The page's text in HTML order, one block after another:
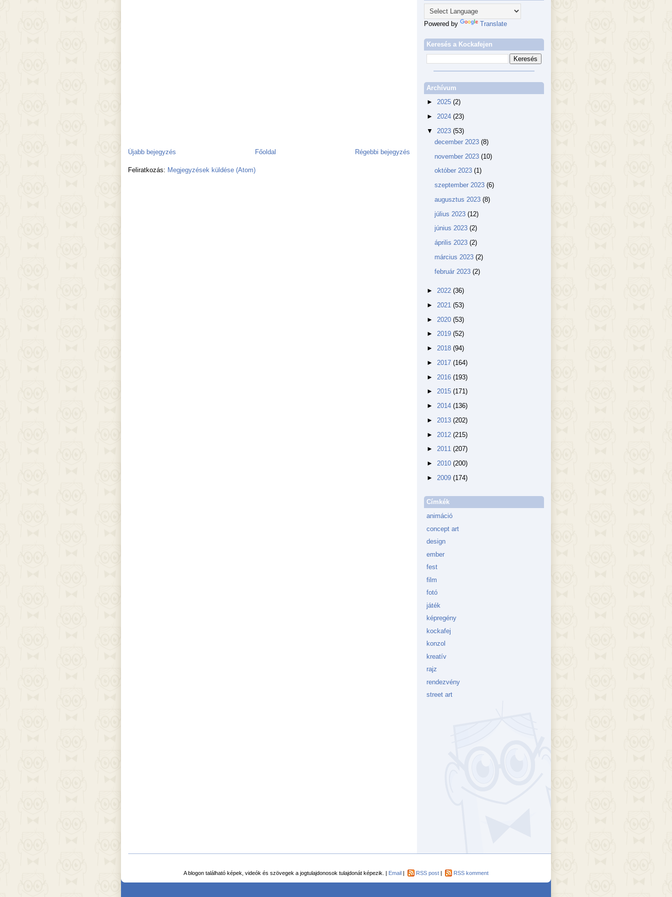
Újabb bejegyzés Régebbi bejegyzés
Főoldal
Feliratkozás: Megjegyzések küldése (Atom)
Powered by Translate
Keresés a Kockafejen
Archívum
► 2025 (2)
► 2024 (23)
▼ 2023 (53)
december 2023 (8)
november 2023 (10)
október 2023 (1)
szeptember 2023 (6)
augusztus 2023 (8)
július 2023 (12)
június 2023 (2)
április 2023 (2)
március 2023 (2)
február 2023 (2)
► 2022 (36)
► 2021 (53)
► 2020 (53)
► 2019 (52)
► 2018 (94)
► 2017 (164)
► 2016 (193)
► 2015 (171)
► 2014 (136)
► 2013 (202)
► 2012 (215)
► 2011 (207)
► 2010 (200)
► 2009 (174)
Címkék
animáció
concept art
design
ember
fest
film
fotó
játék
képregény
kockafej
konzol
kreatív
rajz
rendezvény
street art
A blogon található képek, videók és szövegek a jogtulajdonosok tulajdonát képezik. | Email | RSS post | RSS komment